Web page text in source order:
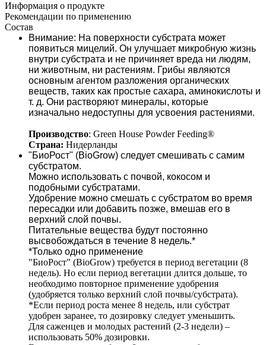
Информация о продукте
Рекомендации по применению
Состав
Внимание: На поверхности субстрата может
появиться мицелий. Он улучшает микробную жизнь
внутри субстрата и не причиняет вреда ни людям,
ни животным, ни растениям. Грибы являются
основным агентом разложения органических
веществ, таких как простые сахара, аминокислоты и
т. д. Они растворяют минералы, которые
изначально недоступны для усвоения растениями.
Производство: Green House Powder Feeding®
Страна: Нидерланды
"БиоРост" (BioGrow) следует смешивать с самим
субстратом.
Можно использовать с почвой, кокосом и
подобными субстратами.
Удобрение можно смешать с субстратом во время
пересадки или добавить позже, вмешав его в
верхний слой почвы.
Питательные вещества будут постоянно
высвобождаться в течение 8 недель.*
*Только одно применение
"БиоРост" (BioGrow) требуется в период вегетации (8
недель). Но если период вегетации длится дольше, то
необходимо повторное применение удобрения
(удобряется только верхний слой почвы/субстрата).
*Если период роста менее 8 недель, или субстрат
удобрен заранее, то дозировку следует уменьшить.
Для саженцев и молодых растений (2-3 недели) –
использовать 50% дозировки.